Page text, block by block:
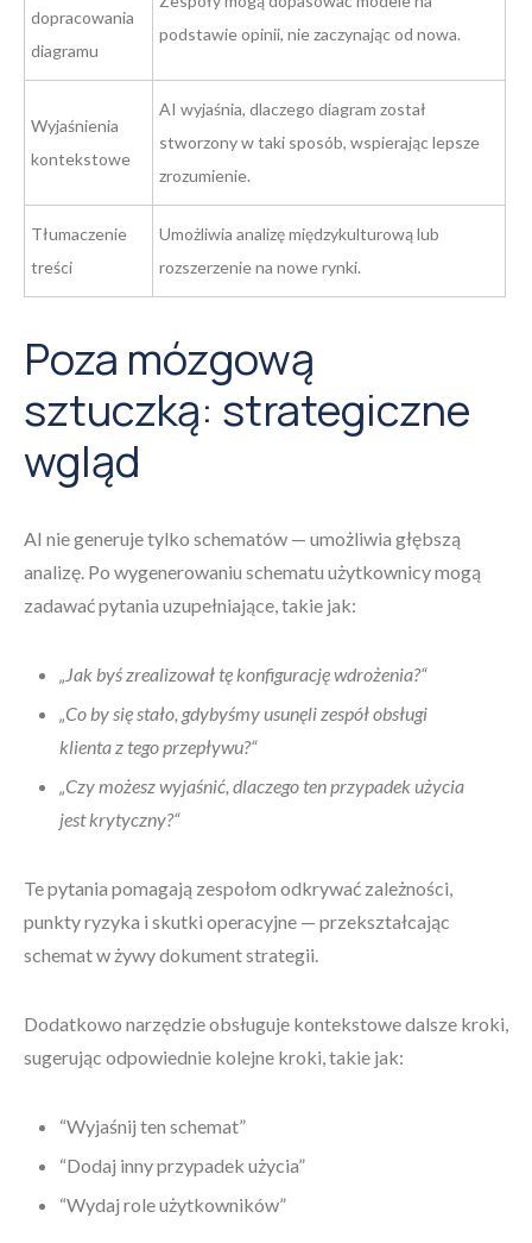
dopracowania
diagramu
podstawie opinii, nie zaczynając od nowa.
Wyjaśnienia
kontekstowe
AI wyjaśnia, dlaczego diagram został
stworzony w taki sposób, wspierając lepsze
zrozumienie.
Tłumaczenie
treści
Umożliwia analizę międzykulturową lub
rozszerzenie na nowe rynki.
Poza mózgową
sztuczką: strategiczne
wgląd
AI nie generuje tylko schematów — umożliwia głębszą
analizę. Po wygenerowaniu schematu użytkownicy mogą
zadawać pytania uzupełniające, takie jak:
„Jak byś zrealizował tę konfigurację wdrożenia?“
„Co by się stało, gdybyśmy usunęli zespół obsługi
klienta z tego przepływu?“
„Czy możesz wyjaśnić, dlaczego ten przypadek użycia
jest krytyczny?“
Te pytania pomagają zespołom odkrywać zależności,
punkty ryzyka i skutki operacyjne — przekształcając
schemat w żywy dokument strategii.
Dodatkowo narzędzie obsługuje kontekstowe dalsze kroki,
sugerując odpowiednie kolejne kroki, takie jak:
“Wyjaśnij ten schemat”
“Dodaj inny przypadek użycia”
“Wydaj role użytkowników”